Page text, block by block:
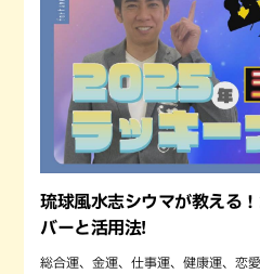
琉球風水志シウマが教える
バーと活用法!
総合運、金運、仕事運、健康運、恋